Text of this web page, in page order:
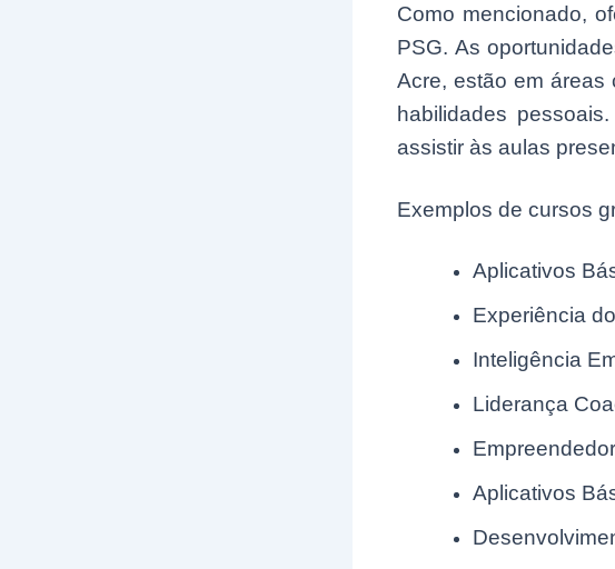
Como mencionado,
PSG. As
Acre, estão em áreas
habilidades
assistir às aulas
Exemplos de cursos
Aplicativos
Experiência
Inteligência
Liderança
Aplicativos